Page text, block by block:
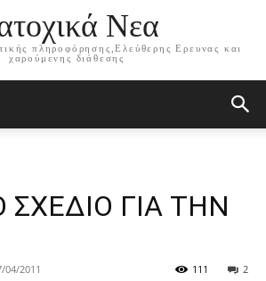
Νεα
πληροφόρησης,Ελεύθερης Ερευνας και
χαρούμενης διάθεσης
ΣΧΕΔΙΟ ΓΙΑ ΤΗΝ
04/2011 2
111